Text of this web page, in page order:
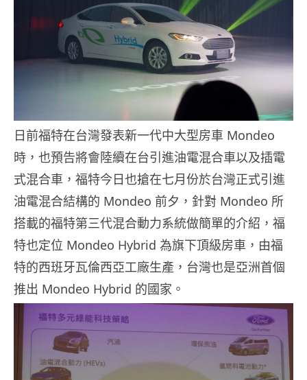
日前福特在台灣發表新一代中大型房車 Mondeo
時，也預告將會陸續在台引進油電混合車以及插電
式混合車，福特今日也搶在七月份於台灣正式引進
油電混合結構的 Mondeo 前夕，針對 Mondeo 所
搭載的福特第三代混合動力系統做簡單的介紹，福
特也定位 Mondeo Hybrid 為旗下頂級房車，由福
特的西班牙瓦倫西亞工廠生產，台灣也是亞洲首個
推出 Mondeo Hybrid 的國家。